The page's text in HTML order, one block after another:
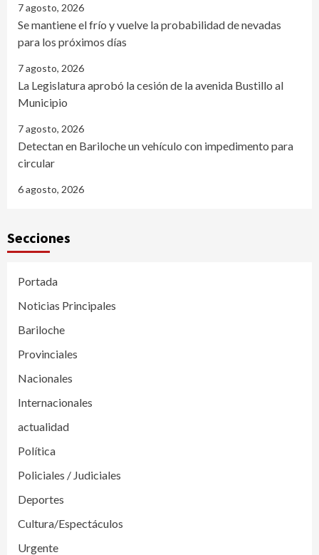
7 agosto, 2026
Se mantiene el frío y vuelve la probabilidad de nevadas
para los próximos días
7 agosto, 2026
La Legislatura aprobó la cesión de la avenida Bustillo al
Municipio
7 agosto, 2026
Detectan en Bariloche un vehículo con impedimento para
circular
6 agosto, 2026
Secciones
Portada
Noticias Principales
Bariloche
Provinciales
Nacionales
Internacionales
actualidad
Política
Policiales / Judiciales
Deportes
Cultura/Espectáculos
Urgente